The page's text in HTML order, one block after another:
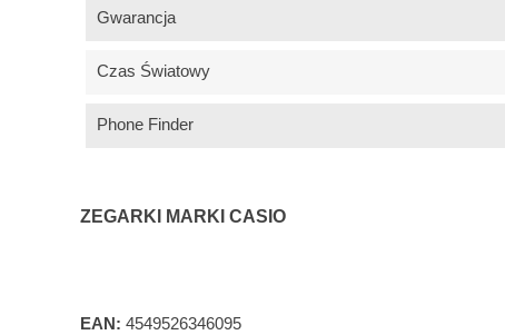
Gwarancja
Czas Światowy
Phone Finder
ZEGARKI MARKI CASIO
EAN: 4549526346095